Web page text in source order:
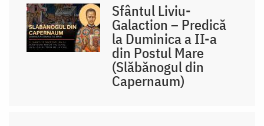
Sfântul Liviu-
Galaction – Predică
la Duminica a II-a
din Postul Mare
(Slăbănogul din
Capernaum)